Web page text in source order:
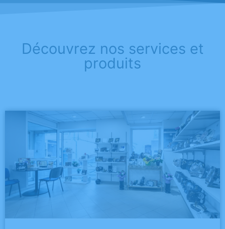
Découvrez nos services et
produits